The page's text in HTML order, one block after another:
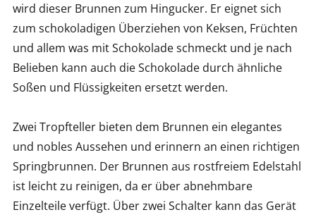
wird dieser Brunnen zum Hingucker. Er eignet sich
zum schokoladigen Überziehen von Keksen, Früchten
und allem was mit Schokolade schmeckt und je nach
Belieben kann auch die Schokolade durch ähnliche
Soßen und Flüssigkeiten ersetzt werden.
Zwei Tropfteller bieten dem Brunnen ein elegantes
und nobles Aussehen und erinnern an einen richtigen
Springbrunnen. Der Brunnen aus rostfreiem Edelstahl
ist leicht zu reinigen, da er über abnehmbare
Einzelteile verfügt. Über zwei Schalter kann das Gerät